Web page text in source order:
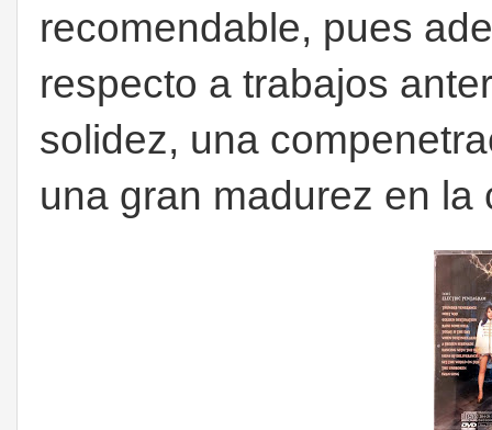
recomendable, pues
respecto a trabajos
solidez, una
una gran madurez en